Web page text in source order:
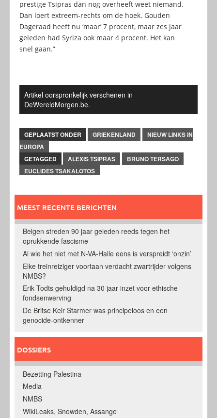
prestige Tsipras dan nog overheeft weet niemand.
Dan loert extreem-rechts om de hoek. Gouden
Dageraad heeft nu ‘maar’ 7 procent, maar zes jaar
geleden had Syriza ook maar 4 procent. Het kan
snel gaan.”
Artikel oorspronkelijk verschenen in
DeWereldMorgen.be.
GEPLAATST ONDER GRIEKENLAND
NIEUW LINKS IN
EUROPA
GETAGGED
ALEXIS TSIPRAS
BRUNO TERSAGO
EUCLIDES TSAKALOTOS
MEEST RECENTE BERICHTEN
Belgen streden 90 jaar geleden reeds tegen het
oprukkende fascisme
Al wie het niet met N-VA-Halle eens is verspreidt ‘onzin’
Elke treinreiziger voortaan verdacht zwartrijder volgens
NMBS?
Erik Todts gehuldigd na 30 jaar inzet voor ethische
fondsenwerving
De Britse Keir Starmer was principeloos en een
genocide-ontkenner
DOSSIERS
Bezetting Palestina
Media
NMBS
WikiLeaks, Snowden, Assange